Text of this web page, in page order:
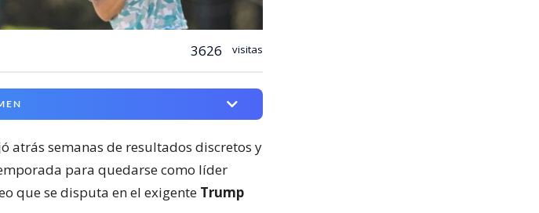
3626 visitas
atrás semanas de resultados discretos y
para quedarse como líder
que se disputa en el exigente Trump